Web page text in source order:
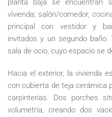
planta baja se encuentran
vivienda; salón/comedor,
principal con vestidor y
invitados y un segundo
sala de ocio, cuyo espacio se
Hacia el exterior, la vivienda
con cubierta de teja cerámica
carpinterías. Dos porches
volumetría, creando dos